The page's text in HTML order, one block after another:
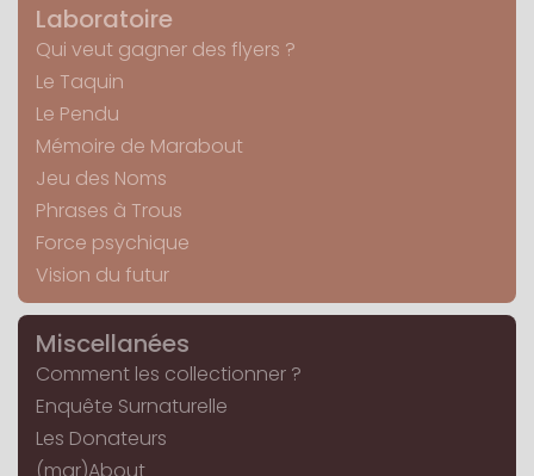
Laboratoire
Qui veut gagner des flyers ?
Le Taquin
Le Pendu
Mémoire de Marabout
Jeu des Noms
Phrases à Trous
Force psychique
Vision du futur
Miscellanées
Comment les collectionner ?
Enquête Surnaturelle
Les Donateurs
(mar)About